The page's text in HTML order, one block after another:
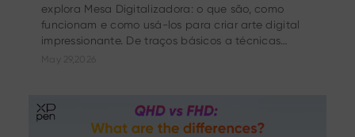
explora Mesa Digitalizadora: o que são, como
funcionam e como usá-los para criar arte digital
impressionante. De traços básicos a técnicas